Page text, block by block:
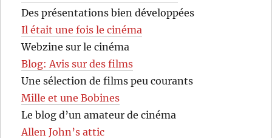
Des présentations bien développées
Il était une fois le cinéma
Webzine sur le cinéma
Blog: Avis sur des films
Une sélection de films peu courants
Mille et une Bobines
Le blog d’un amateur de cinéma
Allen John’s attic